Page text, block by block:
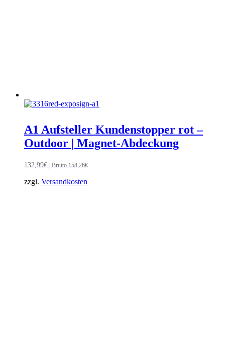
A1 Aufsteller Kundenstopper rot –
Outdoor | Magnet-Abdeckung
132,99€ | Brutto 158,26€
zzgl. Versandkosten